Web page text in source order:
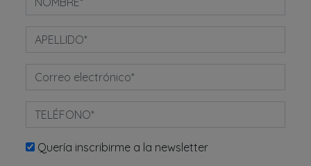
Quería inscribirme a la newsletter